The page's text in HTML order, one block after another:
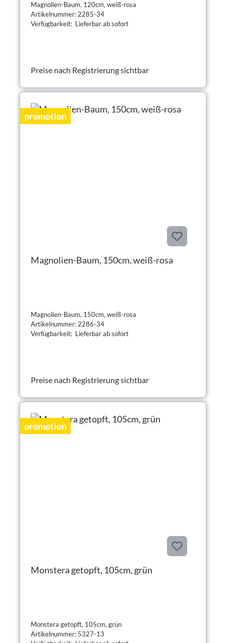
Magnolien-Baum, 120cm, weiß-rosa
Artikelnummer: 2285-34
Verfügbarkeit: Lieferbar ab sofort
Preise nach Registrierung sichtbar
promotion
Magnolien-Baum, 150cm, weiß-rosa
Magnolien-Baum, 150cm, weiß-rosa
Artikelnummer: 2286-34
Verfügbarkeit: Lieferbar ab sofort
Preise nach Registrierung sichtbar
promotion
Monstera getopft, 105cm, grün
Monstera getopft, 105cm, grün
Artikelnummer: 5327-13